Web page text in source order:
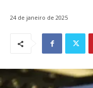
24 de janeiro de 2025